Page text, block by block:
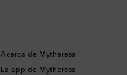
Acerca de Mytheresa
La app de Mytheresa